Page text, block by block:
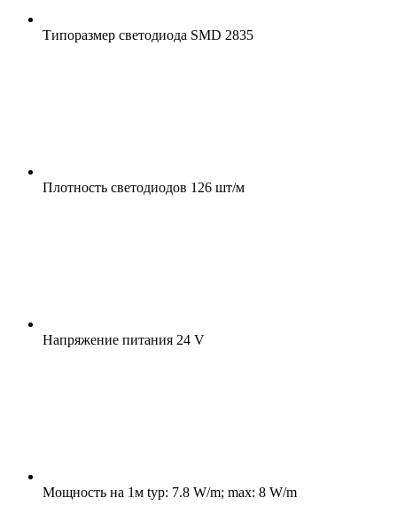
Типоразмер светодиода SMD 2835
Плотность светодиодов 126 шт/м
Напряжение питания 24 V
Мощность на 1м typ: 7.8 W/m; max: 8 W/m